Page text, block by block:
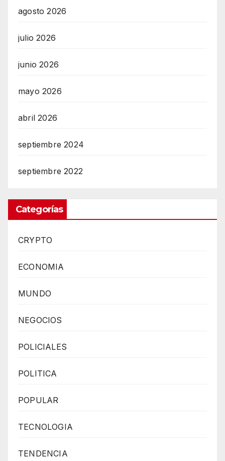
agosto 2026
julio 2026
junio 2026
mayo 2026
abril 2026
septiembre 2024
septiembre 2022
Categorías
CRYPTO
ECONOMIA
MUNDO
NEGOCIOS
POLICIALES
POLITICA
POPULAR
TECNOLOGIA
TENDENCIA